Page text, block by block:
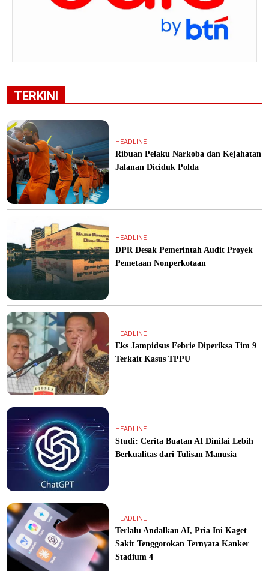
TERKINI
HEADLINE
Ribuan Pelaku Narkoba dan Kejahatan
Jalanan Diciduk Polda
HEADLINE
DPR Desak Pemerintah Audit Proyek
Pemetaan Nonperkotaan
HEADLINE
Eks Jampidsus Febrie Diperiksa Tim 9
Terkait Kasus TPPU
HEADLINE
Studi: Cerita Buatan AI Dinilai Lebih
Berkualitas dari Tulisan Manusia
HEADLINE
Terlalu Andalkan AI, Pria Ini Kaget
Sakit Tenggorokan Ternyata Kanker
Stadium 4